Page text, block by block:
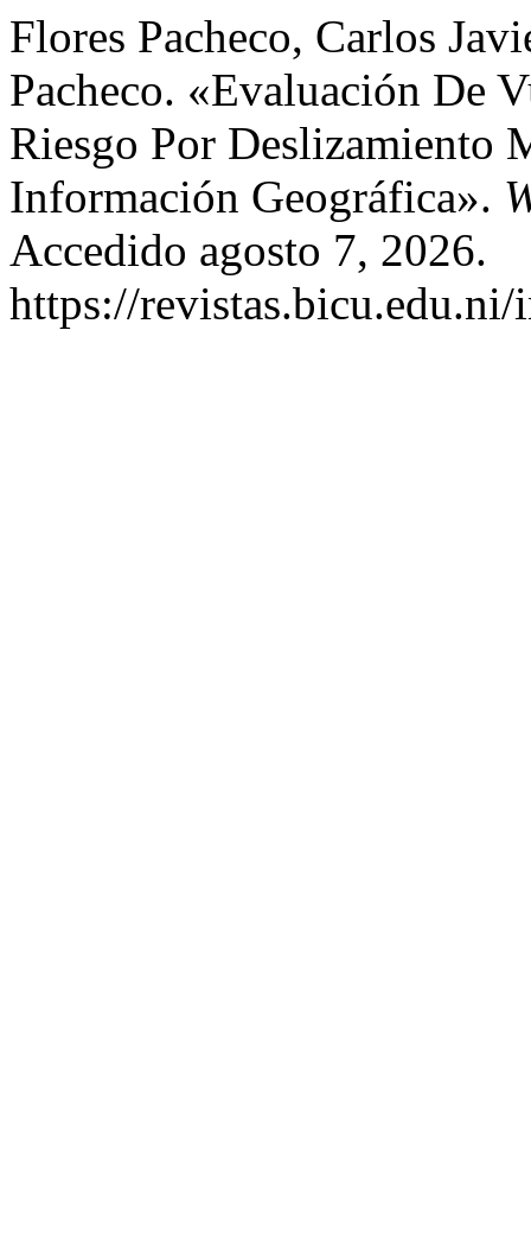
Flores Pacheco, Carlos
Pacheco. «Evaluación De
Riesgo Por Deslizamiento
Información Geográfica».
Accedido agosto 7, 2026.
https://